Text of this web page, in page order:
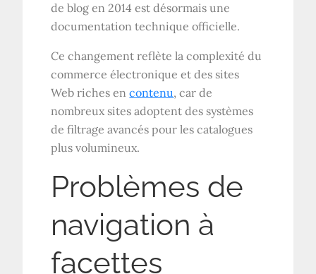
de blog en 2014 est désormais une
documentation technique officielle.
Ce changement reflète la complexité du
commerce électronique et des sites
Web riches encontenu, car de
nombreux sites adoptent des systèmes
de filtrage avancés pour les catalogues
plus volumineux.
Problèmes de
navigation à
facettes